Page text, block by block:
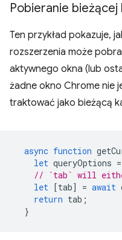
Pobieranie
Ten przykład pokazuje,
rozszerzenia może
aktywnego okna (lub
żadne okno Chrome nie
traktować jako bieżącą
async function
let queryOptions =
// `tab` will
let [tab] = await
return tab ;
}